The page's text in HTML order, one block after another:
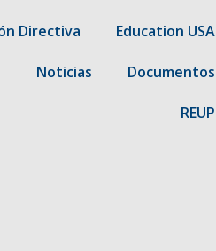
Directiva Education USA
Noticias Documentos
REUP